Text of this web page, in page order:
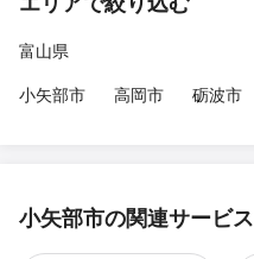
富山県
小矢部市
高岡市 砺波市
小矢部市の関連サービス